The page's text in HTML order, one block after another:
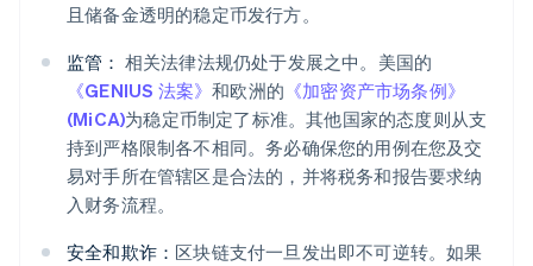
且储备金透明的稳定币发行方。
监管： 相关法律法规仍处于发展之中。美国的
《GENIUS 法案》和欧洲的 《加密资产市场条例》
(MiCA)为稳定币制定了标准。其他国家的态度则从支
持到严格限制各不相同。务必确保您的用例在您及交
易对手所在管辖区是合法的，并将税务和报告要求纳
入财务流程。
安全和欺诈： 区块链支付一旦发出即不可逆转。如果